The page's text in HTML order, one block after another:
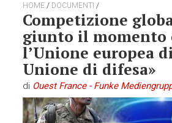
HOME / DOCUMENTI /
Competizione
giunto il momento
l’Unione europea
Unione di difesa»
di Ouest France - Funke